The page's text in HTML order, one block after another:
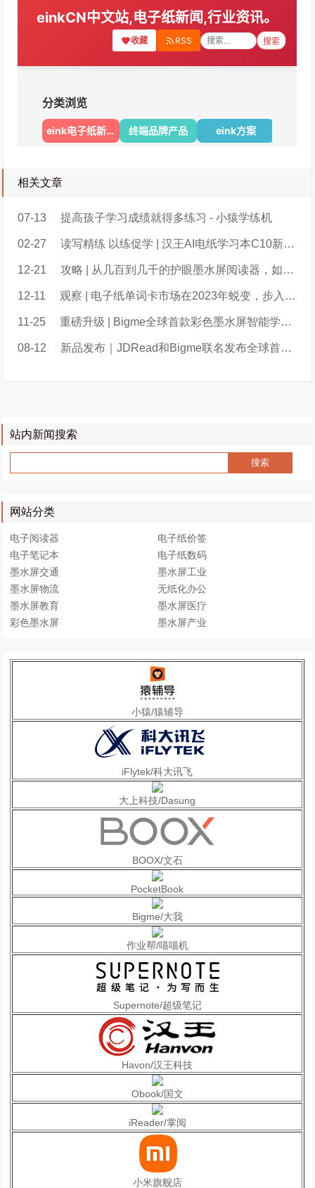
相关文章
07-13 提高孩子学习成绩就得多练习 - 小猿学练机
02-27 读写精练 以练促学 | 汉王AI电纸学习本C10新品上市
12-21 攻略 | 从几百到几千的护眼墨水屏阅读器，如何给孩子选？
12-11 观察 | 电子纸单词卡市场在2023年蜕变，步入2.0阶段；百词斩超过喵喵机暂列第一
11-25 重磅升级 | Bigme全球首款彩色墨水屏智能学练本B2重磅升级新增大量实用功能
08-12 新品发布｜JDRead和Bigme联名发布全球首款彩色墨水屏智能学练本B2
站内新闻搜索
网站分类
电子阅读器
电子纸价签
电子笔记本
电子纸数码
墨水屏交通
墨水屏工业
墨水屏物流
无纸化办公
墨水屏教育
墨水屏医疗
彩色墨水屏
墨水屏产业
小猿/猿辅导
iFlytek/科大讯飞
大上科技/Dasung
BOOX/文石
PocketBook
Bigme/大我
作业帮/喵喵机
Supernote/超级笔记
Havon/汉王科技
Obook/国文
iReader/掌阅
小米旗舰店